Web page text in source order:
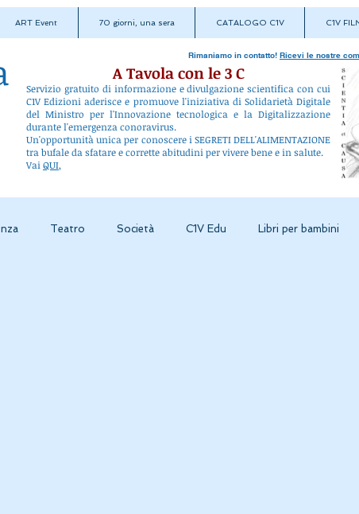
ART Event 70 giorni, una sera CATALOGO C1V C1V
Rimaniamo in contatto! Ricevi le nostre
A Tavola con le 3 C
Servizio gratuito di informazione e divulgazione scientifica con cui
C1V Edizioni aderisce e promuove l'iniziativa di Solidarietà Digitale
del Ministro per l'Innovazione tecnologica e la Digitalizzazione
durante l'emergenza conoravirus.
Un'opportunità unica per conoscere i SEGRETI DELL'ALIMENTAZIONE
tra bufale da sfatare e corrette abitudini per vivere bene e in salute.
Vai QUI,
Teatro Società C1V Edu Libri per bambini